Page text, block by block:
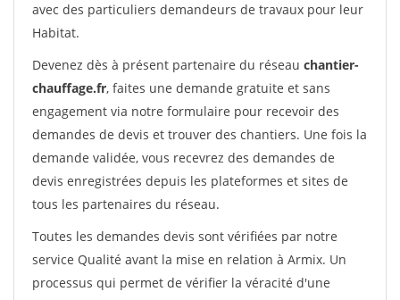
avec des particuliers demandeurs de travaux pour leur
Habitat.
Devenez dès à présent partenaire du réseau chantier-
chauffage.fr, faites une demande gratuite et sans
engagement via notre formulaire pour recevoir des
demandes de devis et trouver des chantiers. Une fois la
demande validée, vous recevrez des demandes de
devis enregistrées depuis les plateformes et sites de
tous les partenaires du réseau.
Toutes les demandes devis sont vérifiées par notre
service Qualité avant la mise en relation à Armix. Un
processus qui permet de vérifier la véracité d'une